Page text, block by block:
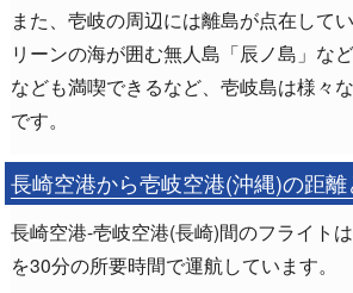
また、壱岐の周辺には離島が点在して
リーンの海が囲む無人島「辰ノ島」な
なども満喫できるなど、壱岐島は様々
です。
長崎空港から壱岐空港(沖縄)の距
長崎空港-壱岐空港(長崎)間のフライト
を30分の所要時間で運航しています。